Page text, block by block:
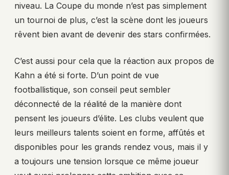
niveau. La Coupe du monde n’est pas simplement
un tournoi de plus, c’est la scène dont les joueurs
rêvent bien avant de devenir des stars confirmées.
C’est aussi pour cela que la réaction aux propos de
Kahn a été si forte. D’un point de vue
footballistique, son conseil peut sembler
déconnecté de la réalité de la manière dont
pensent les joueurs d’élite. Les clubs veulent que
leurs meilleurs talents soient en forme, affûtés et
disponibles pour les grands rendez vous, mais il y
a toujours une tension lorsque ce même joueur